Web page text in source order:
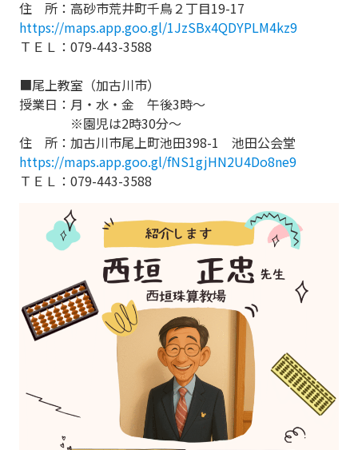
住 所：高砂市荒井町千鳥２丁目19-17
https://maps.app.goo.gl/1JzSBx4QDYPLM4kz9
ＴＥＬ：079-443-3588
■尾上教室（加古川市）
授業日：月・水・金 午後3時～
※園児は2時30分～
住 所：加古川市尾上町池田398-1 池田公会堂
https://maps.app.goo.gl/fNS1gjHN2U4Do8ne9
ＴＥＬ：079-443-3588